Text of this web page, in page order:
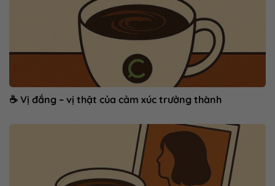
☕ Vị đắng – vị thật của cảm xúc trưởng thành